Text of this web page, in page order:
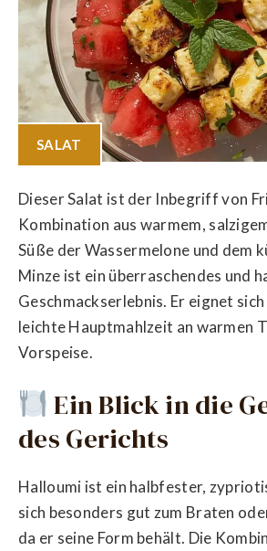
SALAT
Dieser Salat ist der Inbegriff von
Kombination aus warmem,
Süße der Wassermelone und dem
Minze ist ein überraschendes und
Geschmackserlebnis. Er eignet
leichte Hauptmahlzeit an warmen
Vorspeise.
Ein Blick in die
des Gerichts
Halloumi ist ein halbfester,
sich besonders gut zum Braten
da er seine Form behält. Die